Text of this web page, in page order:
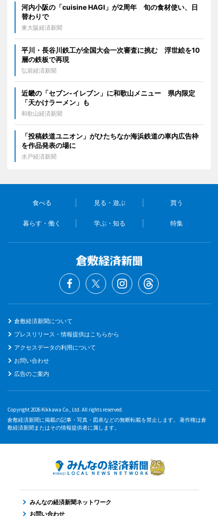
河内小阪の「cuisine HAGI」が2周年 旬の食材使い、日
替わりで
東大阪経済新聞
平川・長谷川鉄工が全国大会一次審査に挑む 浮世絵を10
層の鉄板で再現
弘前経済新聞
近畿の「セブン-イレブン」に和歌山メニュー 県内限定
「天かけラーメン」も
和歌山経済新聞
「投稿鉄道ユニオン」がひたちなか海浜鉄道の車内広告枠
を作品発表の場に
水戸経済新聞
食べる 見る・遊ぶ 買う
暮らす・働く 学ぶ・知る 特集
倉敷経済新聞について
プレスリリース・情報提供はこちらから
アクセスデータの利用について
お問い合わせ
広告のご案内
Copyright 2026 Kikkawa Co., Ltd. All rights reserved.
倉敷経済新聞に掲載の記事・写真・図表などの無断転載を禁止します。 著作権は倉
敷経済新聞またはその情報提供者に属します。
みんなの経済新聞ネットワーク
お問い合わせ